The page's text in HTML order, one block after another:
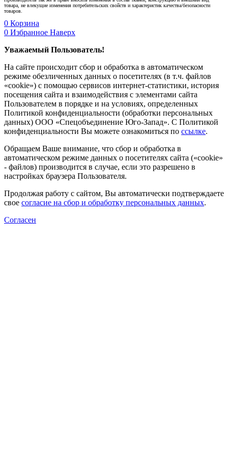
товара, не влекущие изменения потребительских свойств и характеристик качества/безопасности
товаров.
0 Корзина
0 Избранное Наверх
Уважаемый Пользователь!
На сайте происходит сбор и обработка в автоматическом
режиме обезличенных данных о посетителях (в т.ч. файлов
«cookie») с помощью сервисов интернет-статистики, история
посещения сайта и взаимодействия с элементами сайта
Пользователем в порядке и на условиях, определенных
Политикой конфиденциальности (обработки персональных
данных) ООО «Спецобъединение Юго-Запад». С Политикой
конфиденциальности Вы можете ознакомиться по ссылке.
Обращаем Ваше внимание, что сбор и обработка в
автоматическом режиме данных о посетителях сайта («cookie»
- файлов) производится в случае, если это разрешено в
настройках браузера Пользователя.
Продолжая работу с сайтом, Вы автоматически подтверждаете
свое согласие на сбор и обработку персональных данных.
Согласен